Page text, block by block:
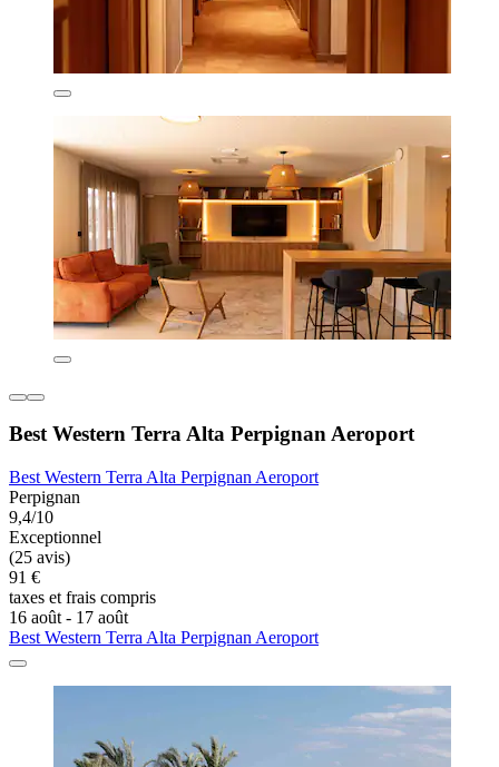
Best Western Terra Alta Perpignan Aeroport
Best Western Terra Alta Perpignan Aeroport
Perpignan
9,4/10
Exceptionnel
(25 avis)
91 €
taxes et frais compris
16 août - 17 août
Best Western Terra Alta Perpignan Aeroport